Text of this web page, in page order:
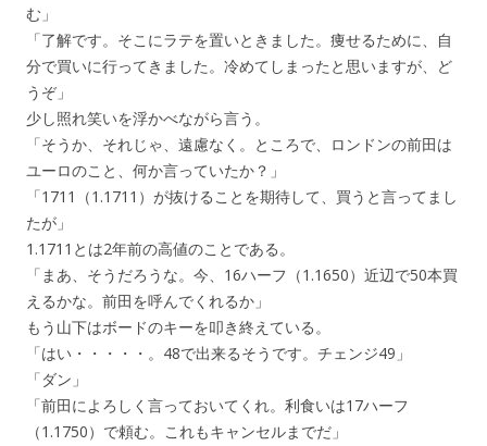
む」
「了解です。そこにラテを置いときました。痩せるために、自
分で買いに行ってきました。冷めてしまったと思いますが、ど
うぞ」
少し照れ笑いを浮かべながら言う。
「そうか、それじゃ、遠慮なく。ところで、ロンドンの前田は
ユーロのこと、何か言っていたか？」
「1711（1.1711）が抜けることを期待して、買うと言ってまし
たが」
1.1711とは2年前の高値のことである。
「まあ、そうだろうな。今、16ハーフ（1.1650）近辺で50本買
えるかな。前田を呼んでくれるか」
もう山下はボードのキーを叩き終えている。
「はい・・・・・。48で出来るそうです。チェンジ49」
「ダン」
「前田によろしく言っておいてくれ。利食いは17ハーフ
（1.1750）で頼む。これもキャンセルまでだ」